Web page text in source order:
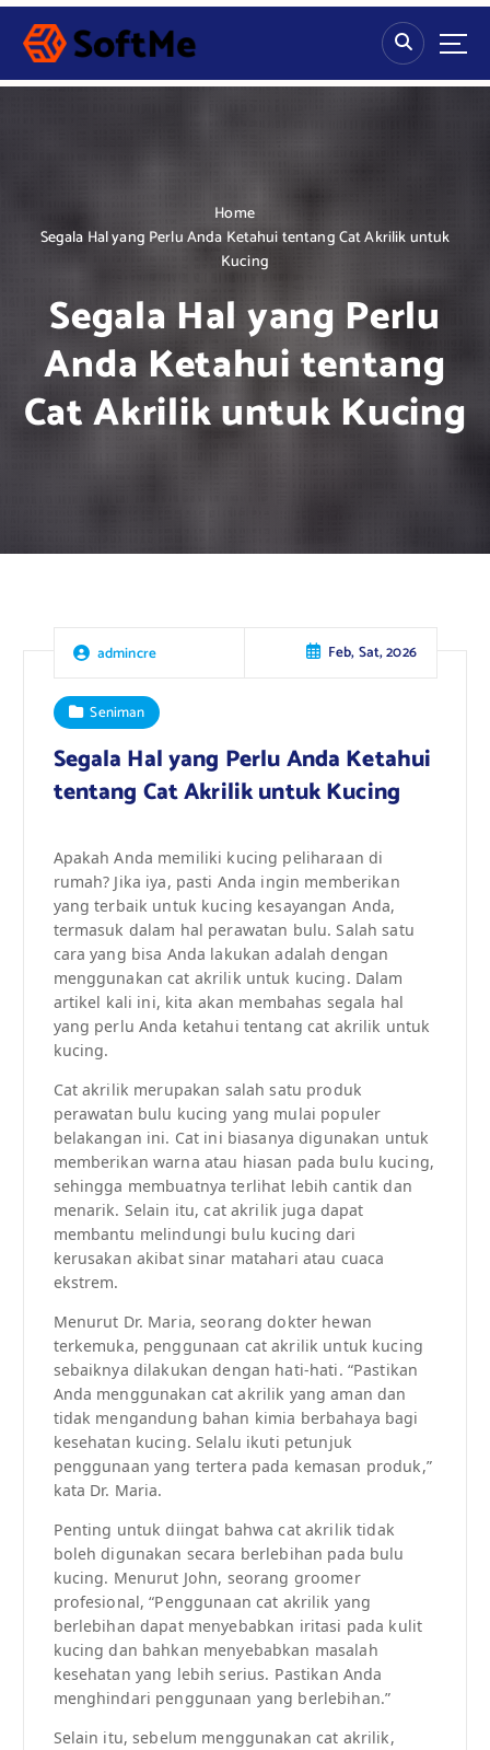
S
p
Home
Segala Hal yang Perlu Anda Ketahui tentang Cat Akrilik untuk
Kucing
Segala Hal yang Perlu
Anda Ketahui tentang
Cat Akrilik untuk Kucing
admincre Feb, Sat, 2026
Seniman
Segala Hal yang Perlu Anda Ketahui
tentang Cat Akrilik untuk Kucing
Apakah Anda memiliki kucing peliharaan di
rumah? Jika iya, pasti Anda ingin memberikan
yang terbaik untuk kucing kesayangan Anda,
termasuk dalam hal perawatan bulu. Salah satu
cara yang bisa Anda lakukan adalah dengan
menggunakan cat akrilik untuk kucing. Dalam
artikel kali ini, kita akan membahas segala hal
yang perlu Anda ketahui tentang cat akrilik untuk
kucing.
Cat akrilik merupakan salah satu produk
perawatan bulu kucing yang mulai populer
belakangan ini. Cat ini biasanya digunakan untuk
memberikan warna atau hiasan pada bulu kucing,
sehingga membuatnya terlihat lebih cantik dan
menarik. Selain itu, cat akrilik juga dapat
membantu melindungi bulu kucing dari
kerusakan akibat sinar matahari atau cuaca
ekstrem.
Menurut Dr. Maria, seorang dokter hewan
terkemuka, penggunaan cat akrilik untuk kucing
sebaiknya dilakukan dengan hati-hati. “Pastikan
Anda menggunakan cat akrilik yang aman dan
tidak mengandung bahan kimia berbahaya bagi
kesehatan kucing. Selalu ikuti petunjuk
penggunaan yang tertera pada kemasan produk,”
kata Dr. Maria.
Penting untuk diingat bahwa cat akrilik tidak
boleh digunakan secara berlebihan pada bulu
kucing. Menurut John, seorang groomer
profesional, “Penggunaan cat akrilik yang
berlebihan dapat menyebabkan iritasi pada kulit
kucing dan bahkan menyebabkan masalah
kesehatan yang lebih serius. Pastikan Anda
menghindari penggunaan yang berlebihan.”
Selain itu, sebelum menggunakan cat akrilik,